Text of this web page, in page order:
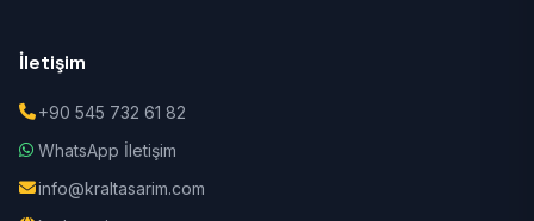
İletişim
+90 545 732 61 82
WhatsApp İletişim
info@kraltasarim.com